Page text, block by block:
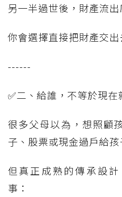
另一半過世後，財產流
你會選擇直接把財產交出
------
✅二、給誰，不等於現在
很多父母以為，想照顧
子、股票或現金過戶給孩
但真正成熟的傳承設
事：